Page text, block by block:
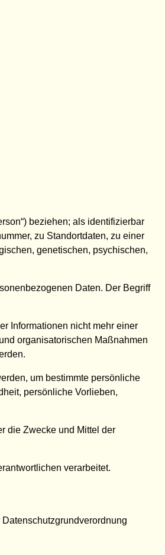
beziehen; als identifizierbar
zu Standortdaten, zu einer
genetischen, psychischen,
Daten. Der Begriff
Informationen nicht mehr einer
organisatorischen Maßnahmen
um bestimmte persönliche
persönliche Vorlieben,
die Zwecke und Mittel der
verarbeitet.